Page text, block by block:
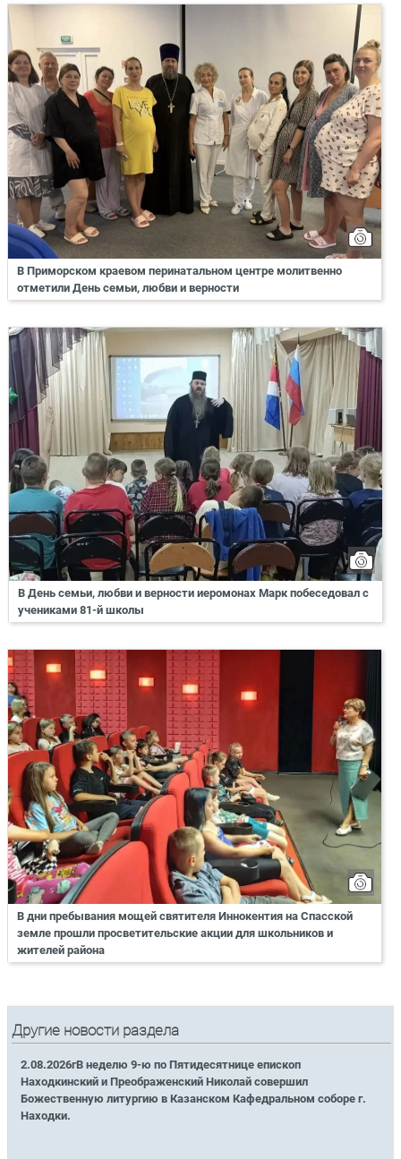
В Приморском краевом перинатальном центре молитвенно
отметили День семьи, любви и верности
В День семьи, любви и верности иеромонах Марк побеседовал с
учениками 81-й школы
В дни пребывания мощей святителя Иннокентия на Спасской
земле прошли просветительские акции для школьников и
жителей района
Другие новости раздела
2.08.2026гВ неделю 9-ю по Пятидесятнице епископ
Находкинский и Преображенский Николай совершил
Божественную литургию в Казанском Кафедральном соборе г.
Находки.